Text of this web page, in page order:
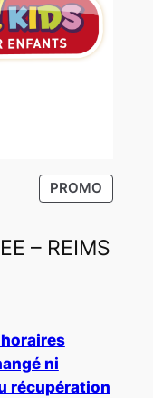
PROMO
R
D
R
– REIMS
ni
récupération